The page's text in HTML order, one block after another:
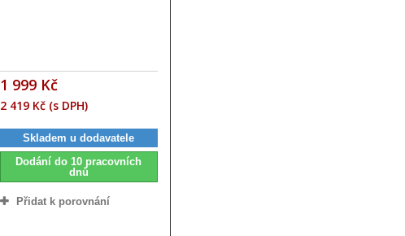
1 999 Kč
2 419 Kč (s DPH)
Skladem u dodavatele
Dodání do 10 pracovních
dnů
Přidat k porovnání